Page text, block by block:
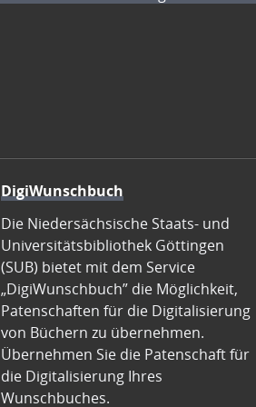
DigiWunschbuch
Die Niedersächsische Staats- und
Universitätsbibliothek Göttingen
(SUB) bietet mit dem Service
„DigiWunschbuch” die Möglichkeit,
Patenschaften für die Digitalisierung
von Büchern zu übernehmen.
Übernehmen Sie die Patenschaft für
die Digitalisierung Ihres
Wunschbuches.